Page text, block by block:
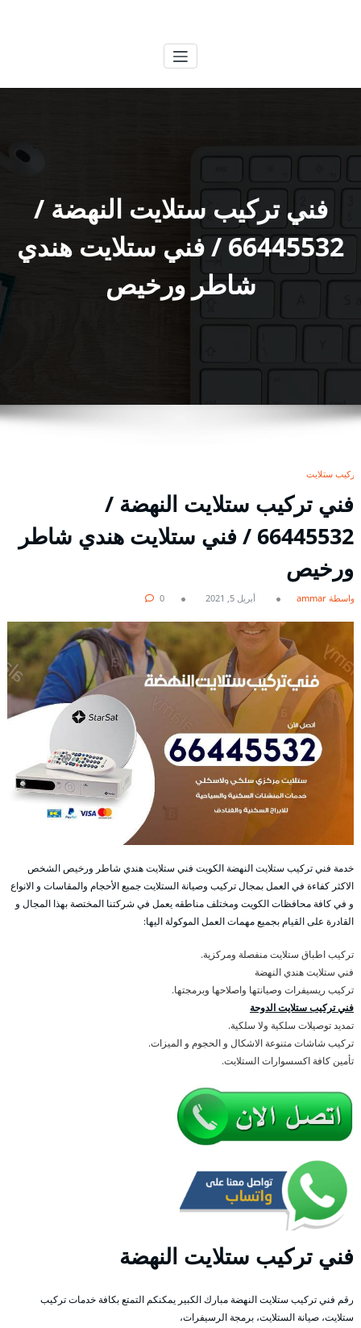
فني تركيب ستلايت النهضة /
66445532 / فني ستلايت هندي
شاطر ورخيص
تركيب ستلايت
فني تركيب ستلايت النهضة /
66445532 / فني ستلايت هندي شاطر
ورخيص
بواسطة ammar أبريل 5, 2021 0
خدمة فني تركيب ستلايت النهضة الكويت فني ستلايت هندي شاطر ورخيص الشخص
الاكثر كفاءة في العمل بمجال تركيب وصيانة الستلايت جميع الأحجام والمقاسات و الانواع
و في كافة محافظات الكويت ومختلف مناطقه يعمل في شركتنا المختصة بهذا المجال و
القادرة على القيام بجميع مهمات العمل الموكولة اليها:
تركيب اطباق ستلايت منفصلة ومركزية.
فني ستلايت هندي النهضة
تركيب ريسيفرات وصيانتها واصلاحها وبرمجتها.
فني تركيب ستلايت الدوحة
تمديد توصيلات سلكية ولا سلكية.
تركيب شاشات متنوعة الاشكال و الحجوم و الميزات.
تأمين كافة اكسسوارات الستلايت.
فني تركيب ستلايت النهضة
رقم فني تركيب ستلايت النهضة مبارك الكبير يمكنكم التمتع بكافة خدمات تركيب
ستلايت، صيانة الستلايت، برمجة الرسيفرات،